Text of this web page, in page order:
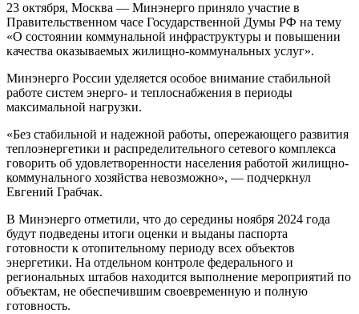
23 октября, Москва — Минэнерго приняло участие в
Правительственном часе Государственной Думы РФ на тему
«О состоянии коммунальной инфраструктуры и повышении
качества оказываемых жилищно-коммунальных услуг».
Минэнерго России уделяется особое внимание стабильной
работе систем энерго- и теплоснабжения в периоды
максимальной нагрузки.
«Без стабильной и надежной работы, опережающего развития
теплоэнергетики и распределительного сетевого комплекса
говорить об удовлетворенности населения работой жилищно-
коммунального хозяйства невозможно», — подчеркнул
Евгений Грабчак.
В Минэнерго отметили, что до середины ноября 2024 года
будут подведены итоги оценки и выданы паспорта
готовности к отопительному периоду всех объектов
энергетики. На отдельном контроле федерального и
региональных штабов находится выполнение мероприятий по
объектам, не обеспечившим своевременную и полную
готовность.